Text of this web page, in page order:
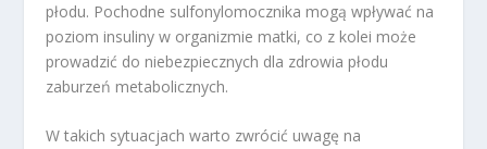
płodu. Pochodne sulfonylomocznika mogą wpływać na
poziom insuliny w organizmie matki, co z kolei może
prowadzić do niebezpiecznych dla zdrowia płodu
zaburzeń metabolicznych.
W takich sytuacjach warto zwrócić uwagę na